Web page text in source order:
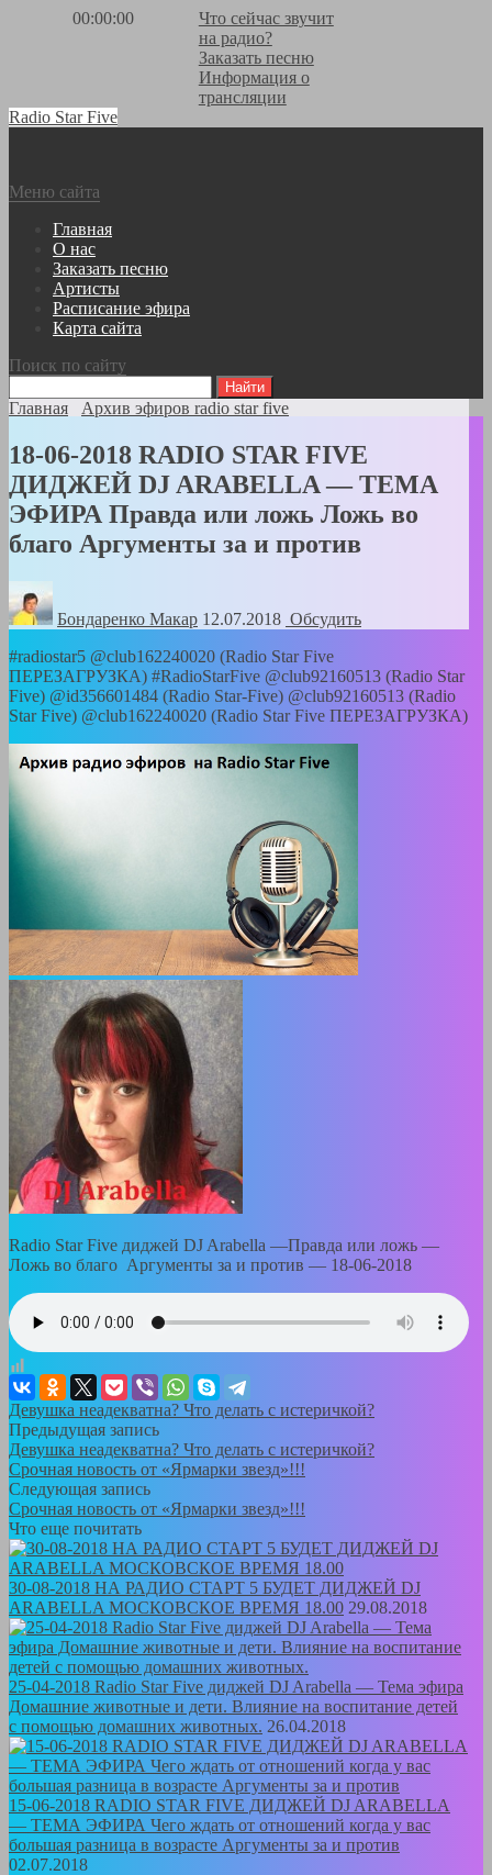
00:00:00
Что сейчас звучит
на радио?
Заказать песню
Информация о
трансляции
Radio Star Five
Меню сайта
Главная
О нас
Заказать песню
Артисты
Расписание эфира
Карта сайта
Поиск по сайту
Главная Архив эфиров radio star five
18-06-2018 RADIO STAR FIVE
ДИДЖЕЙ DJ ARABELLA — ТЕМА
ЭФИРА Правда или ложь Ложь во
благо Аргументы за и против
Бондаренко Mакар 12.07.2018 Обсудить
#radiostar5 @club162240020 (Radio Star Five
ПЕРЕЗАГРУЗКА) #RadioStarFive @club92160513 (Radio Star
Five) @id356601484 (Radio Star-Five) @club92160513 (Radio
Star Five) @club162240020 (Radio Star Five ПЕРЕЗАГРУЗКА)
Radio Star Five диджей DJ Arabella —Правда или ложь —
Ложь во благо Аргументы за и против — 18-06-2018
Девушка неадекватна? Что делать с истеричкой?
Предыдущая запись
Девушка неадекватна? Что делать с истеричкой?
Срочная новость от «Ярмарки звезд»!!!
Следующая запись
Срочная новость от «Ярмарки звезд»!!!
Что еще почитать
30-08-2018 НА РАДИО СТАРТ 5 БУДЕТ ДИДЖЕЙ DJ
ARABELLA МОСКОВСКОЕ ВРЕМЯ 18.00 29.08.2018
25-04-2018 Radio Star Five диджей DJ Arabella — Тема эфира
Домашние животные и дети. Влияние на воспитание детей
с помощью домашних животных. 26.04.2018
15-06-2018 RADIO STAR FIVE ДИДЖЕЙ DJ ARABELLA
— ТЕМА ЭФИРА Чего ждать от отношений когда у вас
большая разница в возрасте Аргументы за и против
02.07.2018